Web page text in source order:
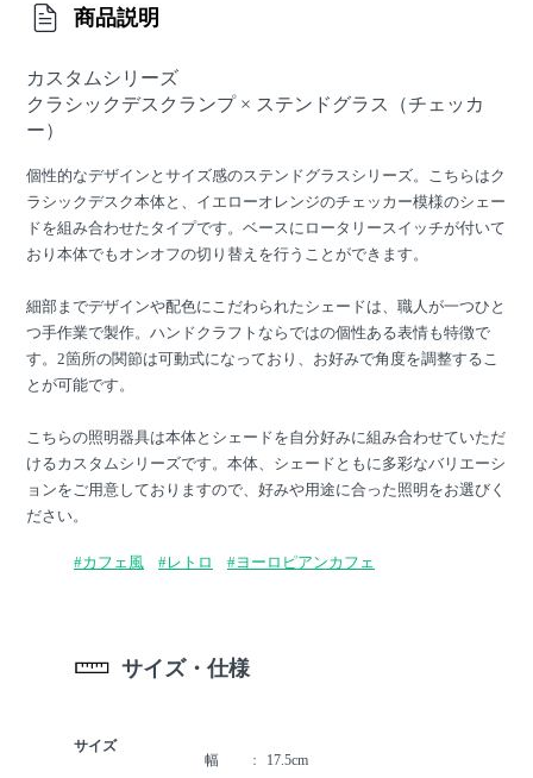
商品説明
カスタムシリーズ
クラシックデスクランプ × ステンドグラス（チェッカ
ー）
個性的なデザインとサイズ感のステンドグラスシリーズ。こちらはク
ラシックデスク本体と、イエローオレンジのチェッカー模様のシェー
ドを組み合わせたタイプです。ベースにロータリースイッチが付いて
おり本体でもオンオフの切り替えを行うことができます。
細部までデザインや配色にこだわられたシェードは、職人が一つひと
つ手作業で製作。ハンドクラフトならではの個性ある表情も特徴で
す。2箇所の関節は可動式になっており、お好みで角度を調整するこ
とが可能です。
こちらの照明器具は本体とシェードを自分好みに組み合わせていただ
けるカスタムシリーズです。本体、シェードともに多彩なバリエーシ
ョンをご用意しておりますので、好みや用途に合った照明をお選びく
ださい。
#カフェ風 #レトロ #ヨーロピアンカフェ
サイズ・仕様
サイズ
幅
17.5cm